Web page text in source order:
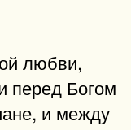
любви,
перед Богом
и между